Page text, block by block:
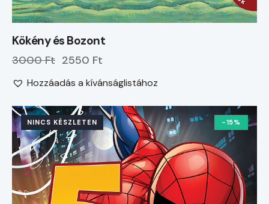
Kökény és Bozont
3000 Ft 2550 Ft
Hozzáadás a kívánságlistához
NINCS KÉSZLETEN -15%